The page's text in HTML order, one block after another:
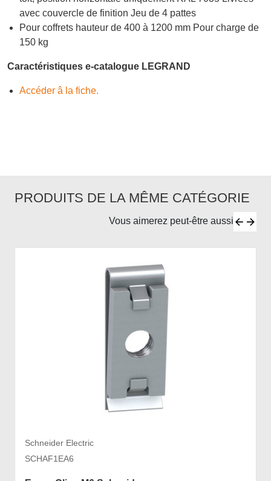
avec couvercle de finition Jeu de 4 pattes
Pour coffrets hauteur de 400 à 1200 mm Pour charge de
150 kg
Caractéristiques e-catalogue LEGRAND
Accéder â la fiche.
PRODUITS DE LA MÊME CATÉGORIE
Vous aimerez peut-être aussi
Schneider Electric
SCHAF1EA6